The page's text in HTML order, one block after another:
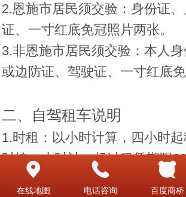
2.恩施市居民须交验：身份证
证、一寸红底免冠照片两张。
3.非恩施市居民须交验：本人
或边防证、驾驶证、一寸红底免
二、自驾租车说明
1.时租：以小时计算，四小时
时按一小时计，超过租赁期限
时。限行驶100公里。
在线地图 电话咨询 百度商桥